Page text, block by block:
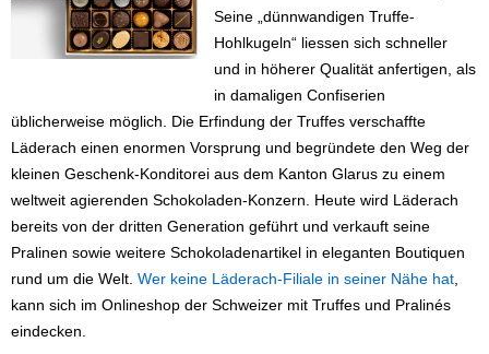
Seine „dünnwandigen Truffe-
Hohlkugeln“ liessen sich schneller
und in höherer Qualität anfertigen, als
in damaligen Confiserien
üblicherweise möglich. Die Erfindung der Truffes verschaffte
Läderach einen enormen Vorsprung und begründete den Weg der
kleinen Geschenk-Konditorei aus dem Kanton Glarus zu einem
weltweit agierenden Schokoladen-Konzern. Heute wird Läderach
bereits von der dritten Generation geführt und verkauft seine
Pralinen sowie weitere Schokoladenartikel in eleganten Boutiquen
rund um die Welt. Wer keine Läderach-Filiale in seiner Nähe hat
kann sich im Onlineshop der Schweizer mit Truffes und Pralinés
eindecken.